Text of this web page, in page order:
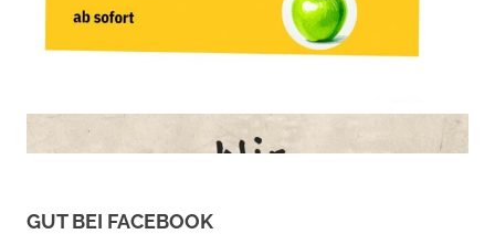
GUT BEI FACEBOOK